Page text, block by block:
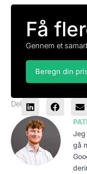
Få
Gennem et
Beregn din
Del
Jeg
gå